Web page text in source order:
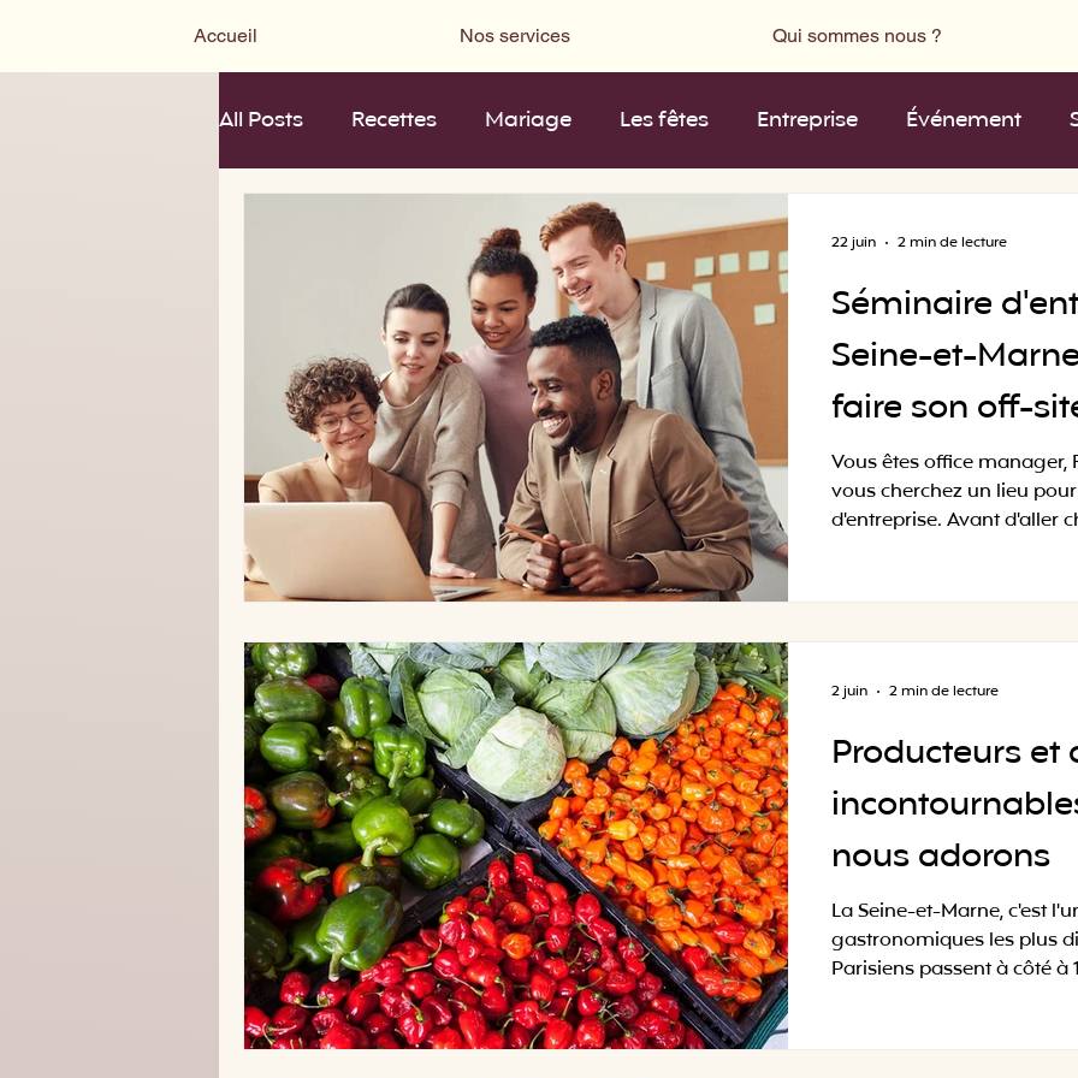
Accueil Nos services Qui sommes nous ?
All Posts Recettes Mariage Les fêtes Entreprise Événement
Séminaire
Seine-et-
faire son off-
Vous êtes office manager,
vous cherchez un lieu
d'entreprise. Avant d'aller
son séminaire : logistique
22 juin 2 min de lecture
Producteurs et
nous adorons
La Seine-et-Marne, c'est
gastronomiques les plus
Parisiens passent à côté
2 juin 2 min de lecture